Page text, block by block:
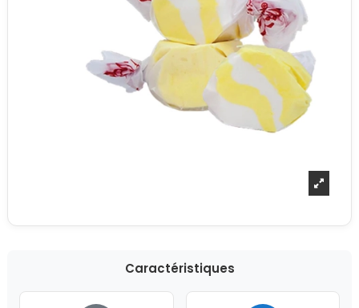
Caractéristiques